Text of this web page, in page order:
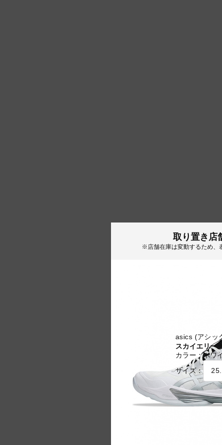
取り置き店
※店舗在庫は変動するため、
asics (アシッ
スカイエリー
カラー：ホワ
サイズ：